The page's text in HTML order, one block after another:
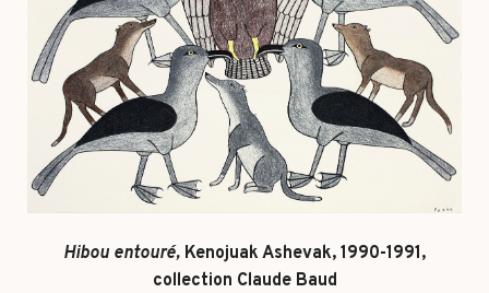
Hibou entouré, Kenojuak Ashevak, 1990-1991,
collection Claude Baud